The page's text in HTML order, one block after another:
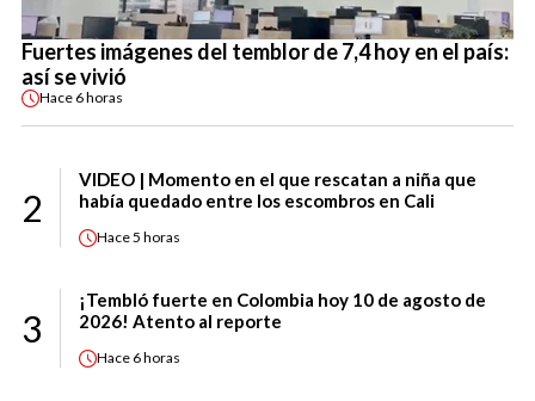
Fuertes imágenes del temblor de 7,4 hoy en el país:
así se vivió
Hace 6 horas
2
VIDEO | Momento en el que rescatan a niña que
había quedado entre los escombros en Cali
Hace5 horas
3
¡Tembló fuerte en Colombia hoy 10 de agosto de
2026! Atento al reporte
Hace 6 horas